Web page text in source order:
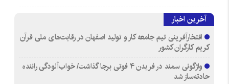
آخرین اخبار
افتخارآفرینی تیم جامعه کار و تولید اصفهان در رقابت‌های ملی قرآن
کریم کارگران کشور
واژگونی سمند در فریدن ۴ فوتی برجا گذاشت/ خواب‌آلودگی راننده
حادثه‌ساز شد